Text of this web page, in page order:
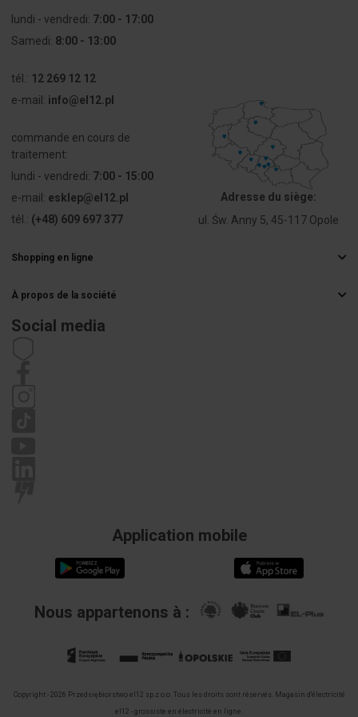
Styk
Blaszki
lundi - vendredi: 7:00 - 17:00
Samedi: 8:00 - 13:00
tél.: 12 269 12 12
e-mail: info@el12.pl
commande en cours de
traitement:
lundi - vendredi: 7:00 - 15:00
e-mail: esklep@el12.pl
tél.: (+48) 609 697 377
Adresse du siège:
ul. Św. Anny 5, 45-117 Opole
Shopping en ligne
Méthodes de livraison
Paiements
À propos de la société
Carrière
Social media
Application mobile
Nous appartenons à :
Copyright - 2026 Przedsiębiorstwo el12 sp.z o.o. Tous les droits sont réservés. Magasin d'électricité
el12 - grossiste en électricité en ligne.